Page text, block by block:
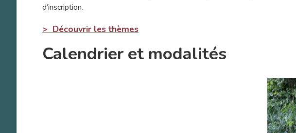
d’inscription.
> Découvrir les thèmes
Calendrier et modalités